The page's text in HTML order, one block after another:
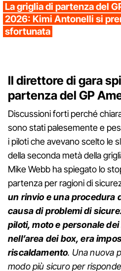
La griglia di partenza del
2026: Kimi Antonelli si
sfortunata
Il direttore di gara
partenza del GP
Discussioni forti perché
sono stati palesemente e
i piloti che avevano scelto le
della seconda metà della
Mike Webb ha spiegato lo
partenza per ragioni di
un rinvio e una procedura
causa di problemi di
piloti, moto e personale
nell’area dei box, era
riscaldamento. Una nuova
modo più sicuro per